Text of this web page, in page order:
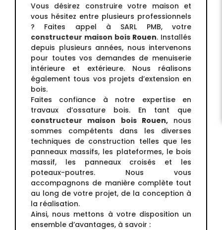
Vous désirez construire votre maison et
vous hésitez entre plusieurs professionnels
? Faites appel à SARL PMB, votre
constructeur maison bois Rouen. Installés
depuis plusieurs années, nous intervenons
pour toutes vos demandes de menuiserie
intérieure et extérieure. Nous réalisons
également tous vos projets d’extension en
bois.
Faites confiance à notre expertise en
travaux d’ossature bois. En tant que
constructeur maison boisRouen,nous
sommes compétents dans les diverses
techniques de construction telles que les
panneaux massifs, les plateformes, le bois
massif, les panneaux croisés et les
poteaux-poutres. Nous vous
accompagnons de manière complète tout
au long de votre projet, de la conception à
la réalisation.
Ainsi, nous mettons à votre disposition un
ensemble d’avantages, à savoir :